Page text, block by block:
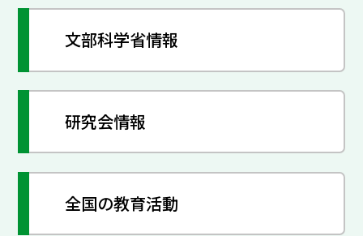
文部科学省情報
研究会情報
全国の教育活動